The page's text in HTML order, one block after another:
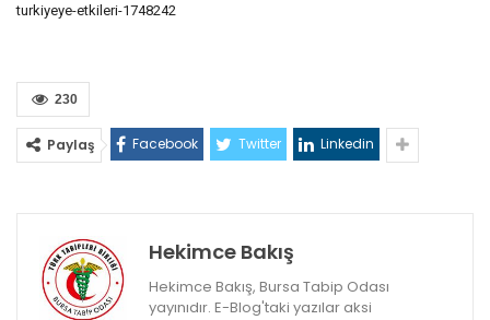
turkiyeye-etkileri-1748242
230
Paylaş Facebook Twitter Linkedin
Hekimce Bakış
Hekimce Bakış, Bursa Tabip Odası
yayınıdır. E-Blog'taki yazılar aksi